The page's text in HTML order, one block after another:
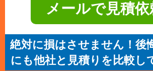
メールで見積依
絶対に損はさせません！後
にも他社と見積りを比較し